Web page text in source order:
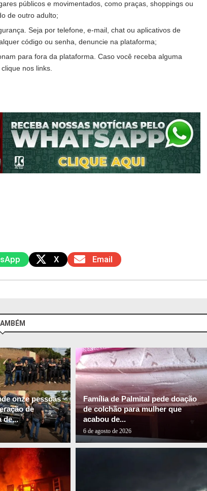
públicos e movimentados, como praças, shoppings ou
de outro adulto;
Seja por telefone, e-mail, chat ou aplicativos de
código ou senha, denuncie na plataforma;
para fora da plataforma. Caso você receba alguma
nos links.
X Email
onze pessoas
de
de...
Família de Palmital pede doação
de colchão para mulher que
acabou de...
6 de agosto de 2026